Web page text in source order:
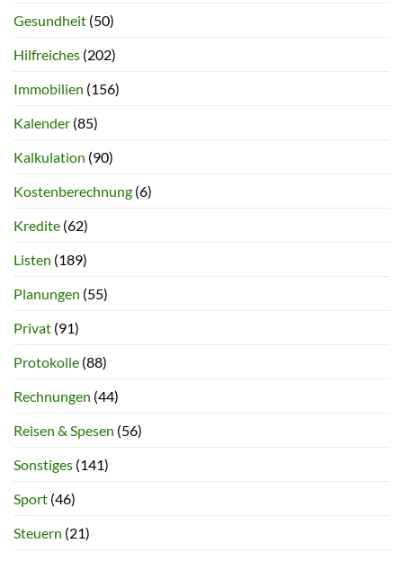
Gesundheit (50)
Hilfreiches (202)
Immobilien (156)
Kalender (85)
Kalkulation (90)
Kostenberechnung (6)
Kredite (62)
Listen (189)
Planungen (55)
Privat (91)
Protokolle (88)
Rechnungen (44)
Reisen & Spesen (56)
Sonstiges (141)
Sport (46)
Steuern (21)